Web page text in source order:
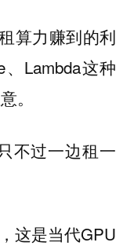
算力赚到的利
Lambda这种
。
不过一边租一
这是当代GPU